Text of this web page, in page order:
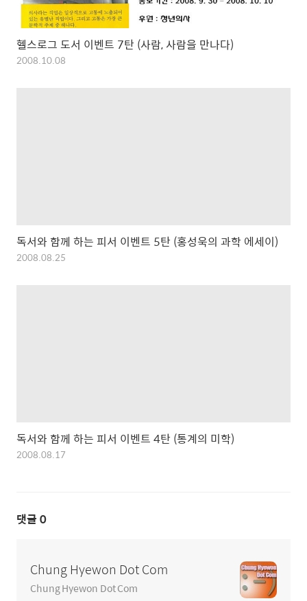
헬스로그 도서 이벤트 7탄 (사람, 사람을 만나다)
2008.10.08
독서와 함께 하는 피서 이벤트 5탄 (홍성욱의 과학 에세이)
2008.08.25
독서와 함께 하는 피서 이벤트 4탄 (통계의 미학)
2008.08.17
댓글 0
Chung Hyewon Dot Com
Chung Hyewon Dot Com